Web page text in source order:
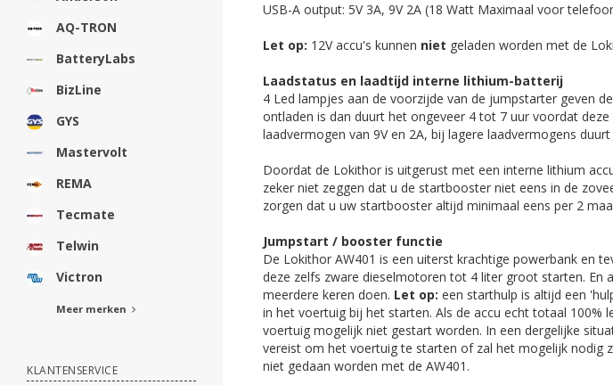
AQ-TRON
BatteryLabs
BizLine
GYS
Mastervolt
REMA
Tecmate
Telwin
Victron
Meer merken
KLANTENSERVICE
USB-A output: 5V 3A, 9V 2A (18 Watt Maximaal voor
Let op: 12V accu's kunnen niet geladen worden met de
Laadstatus en laadtijd interne lithium-batterij
4 Led lampjes aan de voorzijde van de jumpstarter geven
ontladen is dan duurt het ongeveer 4 tot 7 uur voordat
laadvermogen van 9V en 2A, bij lagere laadvermogens
Doordat de Lokithor is uitgerust met een interne lithium
zeker niet zeggen dat u de startbooster niet eens in de
zorgen dat u uw startbooster altijd minimaal eens per 2
Jumpstart / booster functie
De Lokithor AW401 is een uiterst krachtige powerbank en
deze zelfs zware dieselmotoren tot 4 liter groot starten. En
meerdere keren doen. Let op: een starthulp is altijd een
in het voertuig bij het starten. Als de accu echt totaal 100%
voertuig mogelijk niet gestart worden. In een dergelijke
vereist om het voertuig te starten of zal het mogelijk nodig
niet gedaan worden met de AW401.